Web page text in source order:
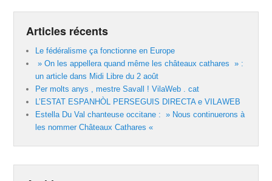
Articles récents
Le fédéralisme ça fonctionne en Europe
» On les appellera quand même les châteaux cathares » :
un article dans Midi Libre du 2 août
Per molts anys , mestre Savall ! VilaWeb . cat
L’ESTAT ESPANHÒL PERSEGUIS DIRECTA e VILAWEB
Estella Du Val chanteuse occitane : » Nous continuerons à
les nommer Châteaux Cathares «